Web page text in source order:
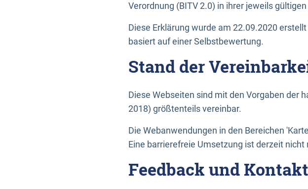
Verordnung (BITV 2.0) in ihrer jeweils
Diese Erklärung wurde am 22.09.2020
basiert auf einer Selbstbewertung.
Stand der
Diese Webseiten sind mit den Vorgaben der
2018) größtenteils vereinbar.
Die Webanwendungen in den Bereichen
Eine barrierefreie Umsetzung ist derzeit nicht
Feedback und Kontakt